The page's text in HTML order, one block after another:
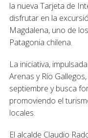
la nueva Tarjeta de
disfrutar en la
Magdalena, uno de
Patagonia chilena.
La iniciativa,
Arenas y Río
septiembre y busca
promoviendo el
locales.
El alcalde Claudio